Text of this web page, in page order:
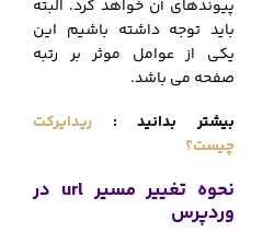
پیوندهای آن خواهد کرد. البته
باید توجه داشته باشیم این
یکی از عوامل موثر بر رتبه
صفحه می باشد.
بیشتر بدانید : ریدایرکت
چیست؟
نحوه تغییر مسیر url در
وردپرس